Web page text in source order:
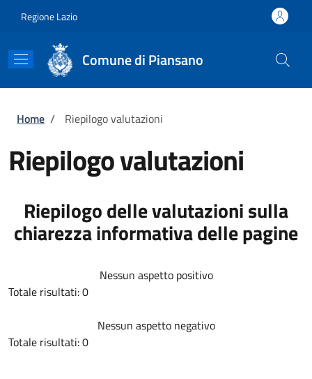
Regione Lazio
Comune di Piansano
Briciole di pane
Home / Riepilogo valutazioni
Riepilogo valutazioni
Riepilogo delle valutazioni sulla
chiarezza informativa delle pagine
Nessun aspetto positivo
Totale risultati: 0
Nessun aspetto negativo
Totale risultati: 0